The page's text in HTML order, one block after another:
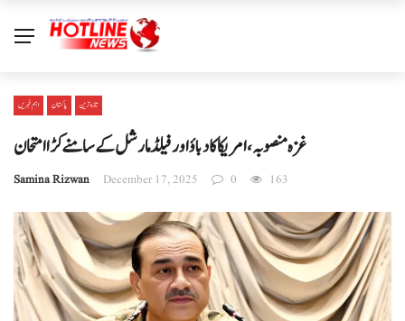
اہم خبریں پاکستان تازہ ترین
غزہ منصوبہ، امریکا کا دباؤ اور فیلڈ مارشل کے سامنے کڑا امتحان
Samina Rizwan December 17, 2025 0 163